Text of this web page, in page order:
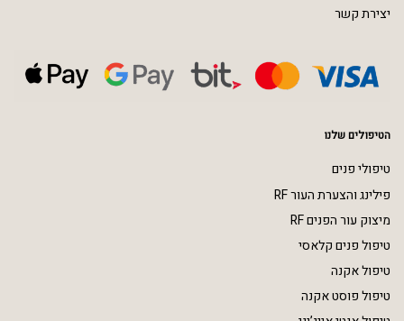
יצירת קשר
הטיפולים שלנו
טיפולי פנים
פילינג והצערת העור RF
מיצוק עור הפנים RF
טיפול פנים קלאסי
טיפול אקנה
טיפול פוסט אקנה